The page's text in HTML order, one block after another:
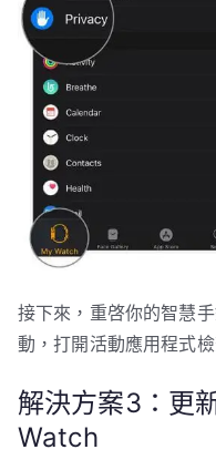
接下來，重啓你的智慧
動，打開活動應用程式
解決方案3：更
Watch